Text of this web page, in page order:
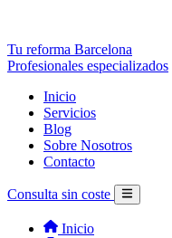
Tu reforma Barcelona
Profesionales especializados
Inicio
Servicios
Blog
Sobre Nosotros
Contacto
Consulta sin coste
Inicio